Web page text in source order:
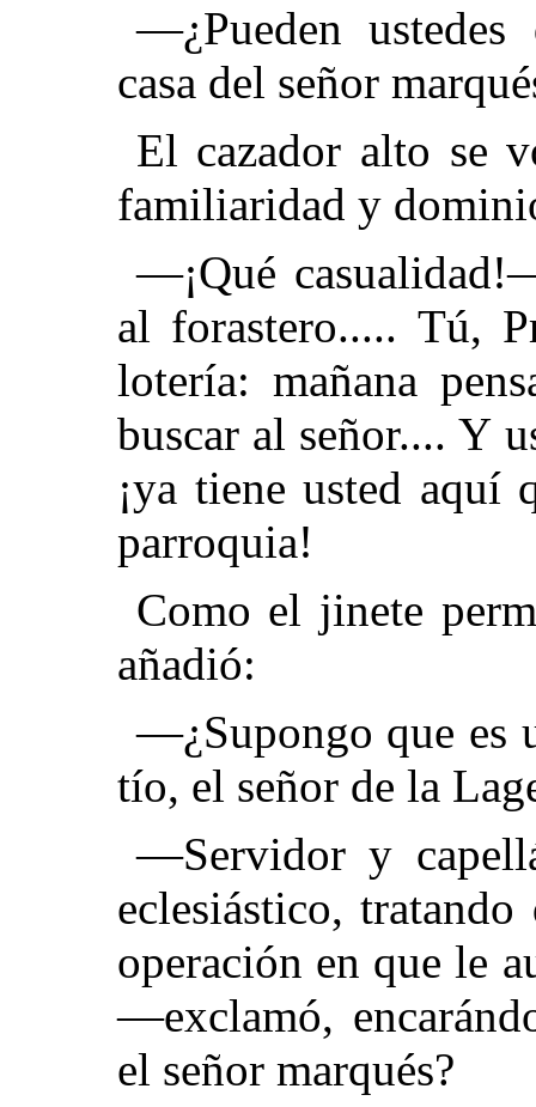
—¿Pueden
casa del señor
El cazador alto se
familiaridad y
—¡Qué
al forastero..... Tú,
lotería: mañana
buscar al señor.... Y
¡ya tiene usted aquí
parroquia!
Como el jinete
añadió:
—¿Supongo que es
tío, el señor de la
—Servidor y
eclesiástico,
operación en que le
—exclamó,
el señor marqués?